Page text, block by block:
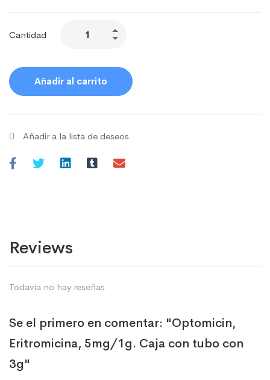
Cantidad
Añadir al carrito
Añadir a la lista de deseos
Reviews
Todavía no hay reseñas
Se el primero en comentar: "Optomicin,
Eritromicina, 5mg/1g. Caja con tubo con
3g"